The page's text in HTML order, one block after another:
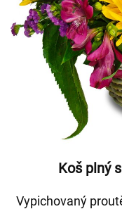
Koš plný
Vypichovaný